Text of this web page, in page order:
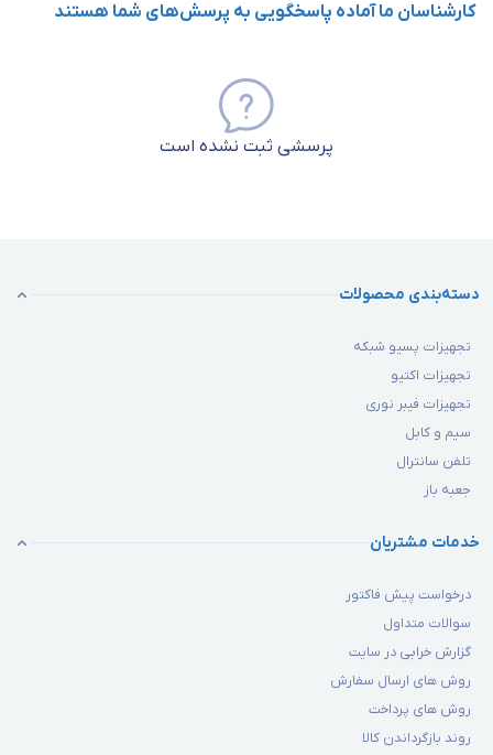
کارشناسان ما آماده پاسخگویی به پرسش‌های شما هستند
پرسشی ثبت نشده است
دسته‌بندی محصولات
تجهیزات پسیو شبکه
تجهیزات اکتیو
تجهیزات فیبر نوری
سیم و کابل
تلفن سانترال
جعبه باز
خدمات مشتریان
درخواست پیش فاکتور
سوالات متداول
گزارش خرابی در سایت
روش های ارسال سفارش
روش های پرداخت
روند بازگرداندن کالا